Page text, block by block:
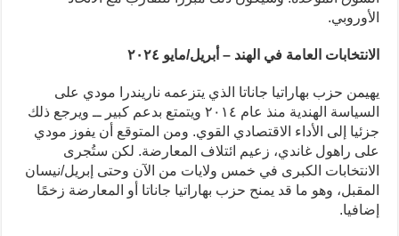
الأوروبي.
الانتخابات العامة في الهند – أبريل/مايو ٢٠٢٤
يهيمن حزب بهاراتيا جاناتا الذي يتزعمه ناريندرا مودي على
السياسة الهندية منذ عام ٢٠١٤ ويتمتع بدعم كبير ــ ويرجع ذلك
جزئيا إلى الأداء الاقتصادي القوي. ومن المتوقع أن يفوز مودي
على راهول غاندي، زعيم ائتلاف المعارضة. لكن ستُجرى
الانتخابات الكبرى في خمس ولايات من الآن وحتى إبريل/نيسان
المقبل، وهو ما قد يمنح حزب بهاراتيا جاناتا أو المعارضة زخمًا
إضافيا.